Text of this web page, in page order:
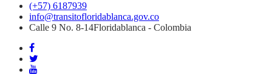
(+57) 6187939
info@transitofloridablanca.gov.co
Calle 9 No. 8-14Floridablanca - Colombia